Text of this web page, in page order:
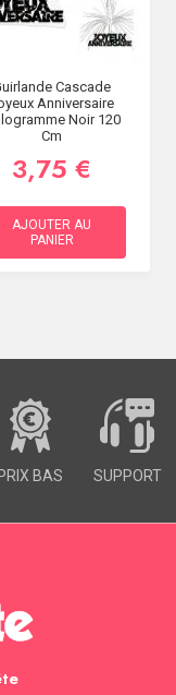
Cascade
Anniversaire
Noir 120
Cm
3,75 €
AJOUTER AU
PANIER
BAS SUPPORT